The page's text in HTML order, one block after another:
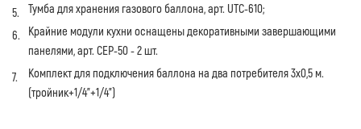
Тумба для хранения газового баллона, арт. UTC-610;
Крайние модули кухни оснащены декоративными завершающими
панелями, арт. CEP-50 - 2 шт.
Комплект для подключения баллона на два потребителя 3х0,5 м.
(тройник+1/4"+1/4")